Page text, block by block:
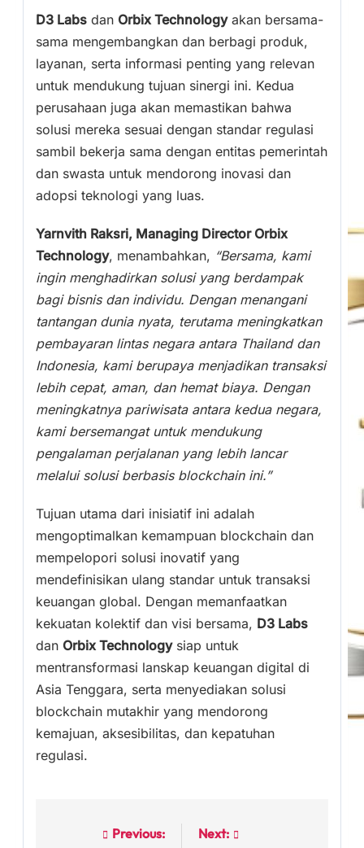
D3 Labs dan Orbix Technologyakan bersama-
sama mengembangkan dan berbagi produk,
layanan, serta informasi penting yang relevan
untuk mendukung tujuan sinergi ini. Kedua
perusahaan juga akan memastikan bahwa
solusi mereka sesuai dengan standar regulasi
sambil bekerja sama dengan entitas pemerintah
dan swasta untuk mendorong inovasi dan
adopsi teknologi yang luas.
Yarnvith Raksri, Managing Director Orbix
Technology, menambahkan, “Bersama, kami
ingin menghadirkan solusi yang berdampak
bagi bisnis dan individu. Dengan menangani
tantangan dunia nyata, terutama meningkatkan
pembayaran lintas negara antara Thailand dan
Indonesia, kami berupaya menjadikan transaksi
lebih cepat, aman, dan hemat biaya. Dengan
meningkatnya pariwisata antara kedua negara,
kami bersemangat untuk mendukung
pengalaman perjalanan yang lebih lancar
melalui solusi berbasis blockchain ini.”
Tujuan utama dari inisiatif ini adalah
mengoptimalkan kemampuan blockchain dan
mempelopori solusi inovatif yang
mendefinisikan ulang standar untuk transaksi
keuangan global. Dengan memanfaatkan
kekuatan kolektif dan visi bersama, D3 Labs
dan Orbix Technologysiap untuk
mentransformasi lanskap keuangan digital di
Asia Tenggara, serta menyediakan solusi
blockchain mutakhir yang mendorong
kemajuan, aksesibilitas, dan kepatuhan
regulasi.
Previous:
Next: